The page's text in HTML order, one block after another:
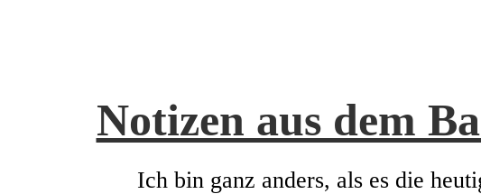
Notizen aus dem
Ich bin ganz anders, als es die